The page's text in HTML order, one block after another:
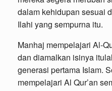
dalam kehidupan sesuai
Ilahi yang sempurna itu.
Manhaj mempelajari Al-
dan diamalkan isinya
generasi pertama Islam.
mempelajari Al Qur’an